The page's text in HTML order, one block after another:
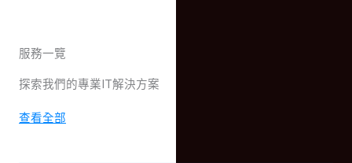
服務一覽
探索我們的專業IT解決方案
查看全部